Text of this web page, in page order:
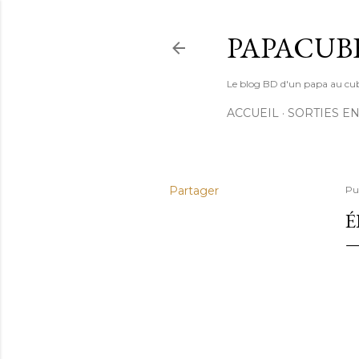
Le blog BD d'un papa au
ACCUEIL SORTIES
Partager